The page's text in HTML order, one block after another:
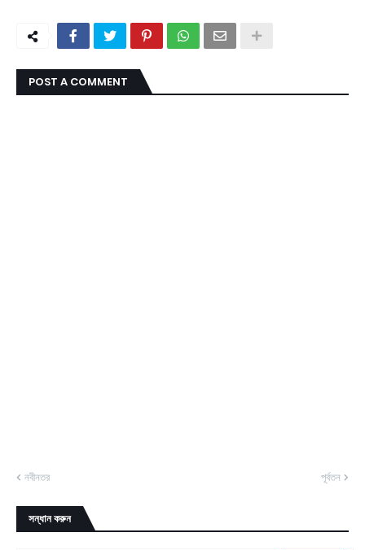
POST A COMMENT
নবীনতর পূর্বতন
সন্ধান করুন